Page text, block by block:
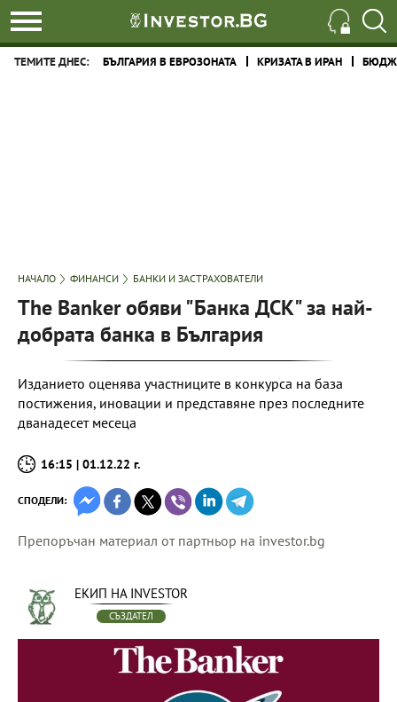
ТЕМИТЕ ДНЕС: БЪЛГАРИЯ В ЕВРОЗОНАТА КРИЗАТА В ИРАН
НАЧАЛО ФИНАНСИ БАНКИ И ЗАСТРАХОВАТЕЛИ
The Banker обяви "Банка ДСК" за най-
добрата банка в България
Изданието оценява участниците в конкурса на база
постижения, иновации и представяне през последните
дванадесет месеца
16:15 | 01.12.22 г.
СПОДЕЛИ:
Препоръчан материал от партньор на investor.bg
ЕКИП НА INVESTOR
СЪЗДАТЕЛ